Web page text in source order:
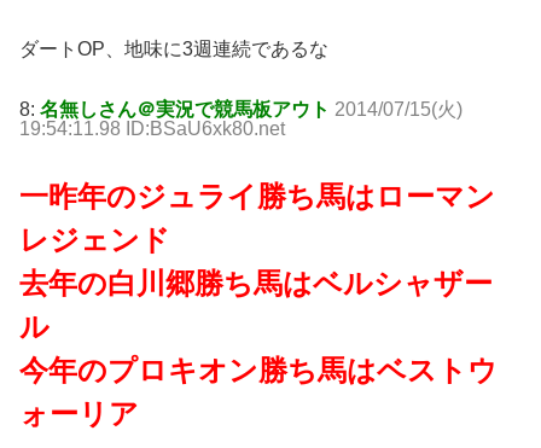
ダートOP、地味に3週連続であるな
8: 名無しさん＠実況で競馬板アウト 2014/07/15(火)
19:54:11.98 ID:BSaU6xk80.net
一昨年のジュライ勝ち馬はローマン
レジェンド
去年の白川郷勝ち馬はベルシャザー
ル
今年のプロキオン勝ち馬はベストウ
ォーリア